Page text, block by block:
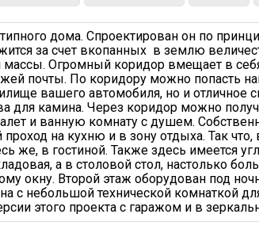
дома. Спроектирован он по
за счет вкопанных в землю
массы. Огромный коридор вмещает в
почты. По коридору можно попасть
вашего автомобиля, но и отличное
для камина. Через коридор можно
и ванную комнату с душем.
на кухню и в зону отдыха. Так
же, в гостиной. Также здесь имеется
а в столовой стол, настолько
окну. Второй этаж оборудован под
с небольшой технической комнаткой
этого проекта с гаражом и в